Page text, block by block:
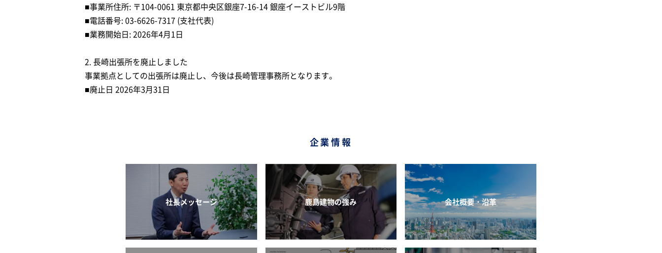
■事業所住所: 〒104-0061 東京都中央区銀座7-16-14 銀座イーストビル9階
■電話番号: 03-6626-7317 (支社代表)
■業務開始日: 2026年4月1日
2. 長崎出張所を廃止しました
事業拠点としての出張所は廃止し、今後は長崎管理事務所となります。
■廃止日 2026年3月31日
企業情報
社長メッセージ 鹿島建物の強み 会社概要・沿革